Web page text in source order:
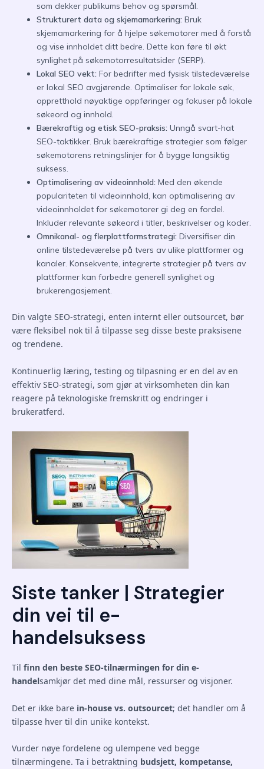
som dekker publikums behov og spørsmål.
Strukturert data og skjemamarkering: Bruk
skjemamarkering for å hjelpe søkemotorer med å forstå
og vise innholdet ditt bedre. Dette kan føre til økt
synlighet på søkemotorresultatsider (SERP).
Lokal SEO vekt: For bedrifter med fysisk tilstedeværelse
er lokal SEO avgjørende. Optimaliser for lokale søk,
oppretthold nøyaktige oppføringer og fokuser på lokale
søkeord og innhold.
Bærekraftig og etisk SEO-praksis: Unngå svart-hat
SEO-taktikker. Bruk bærekraftige strategier som følger
søkemotorens retningslinjer for å bygge langsiktig
suksess.
Optimalisering av videoinnhold: Med den økende
populariteten til videoinnhold, kan optimalisering av
videoinnholdet for søkemotorer gi deg en fordel.
Inkluder relevante søkeord i titler, beskrivelser og koder.
Omnikanal- og flerplattformstrategi: Diversifiser din
online tilstedeværelse på tvers av ulike plattformer og
kanaler. Konsekvente, integrerte strategier på tvers av
plattformer kan forbedre generell synlighet og
brukerengasjement.
Din valgte SEO-strategi, enten internt eller outsourcet, bør
være fleksibel nok til å tilpasse seg disse beste praksisene
og trendene.
Kontinuerlig læring, testing og tilpasning er en del av en
effektiv SEO-strategi, som gjør at virksomheten din kan
reagere på teknologiske fremskritt og endringer i
brukeratferd.
Siste tanker | Strategier
din vei til e-
handelsuksess
Til finn den beste SEO-tilnærmingen for din e-
handelsamkjør det med dine mål, ressurser og visjoner.
Det er ikke bare in-house vs. outsourcet; det handler om å
tilpasse hver til din unike kontekst.
Vurder nøye fordelene og ulempene ved begge
tilnærmingene. Ta i betraktning budsjett, kompetanse,